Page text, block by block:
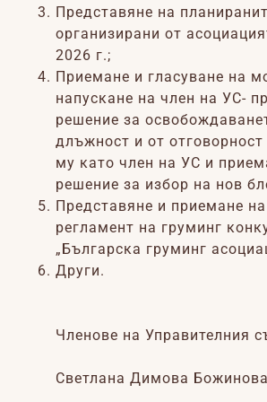
Представяне на
организирани от
2026 г.;
Приемане и гласуване на
напускане на член на УС-
решение за
длъжност и от отговорност
му като член на УС и
решение за избор на нов
Представяне и приемане
регламент на груминг
„Българска груминг
Други.
Членове на Управителния
Светлана Димова Божинова